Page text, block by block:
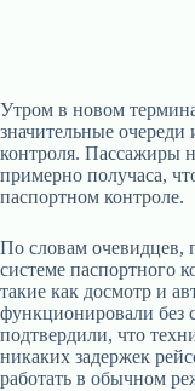
Утром в новом
значительные очереди
контроля. Пассажиры
примерно получаса,
паспортном контроле.
По словам очевидцев,
системе паспортного
такие как досмотр и
функционировали без
подтвердили, что
никаких задержек
работать в обычном